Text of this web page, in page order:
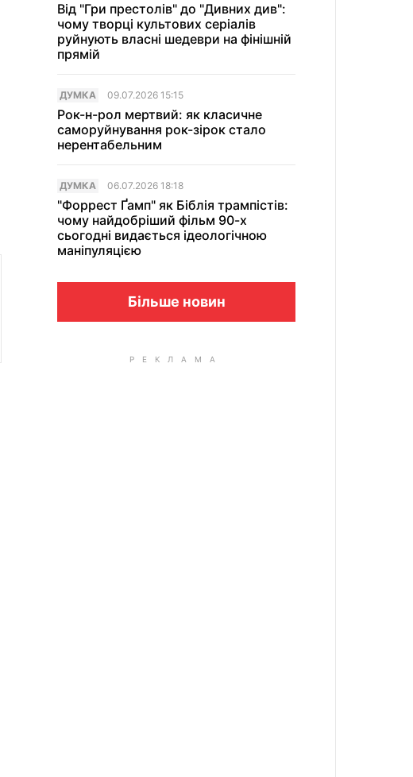
Від "Гри престолів" до "Дивних див":
чому творці культових серіалів
руйнують власні шедеври на фінішній
прямій
ДУМКА 09.07.2026 15:15
Рок-н-рол мертвий: як класичне
саморуйнування рок-зірок стало
нерентабельним
ДУМКА 06.07.2026 18:18
"Форрест Ґамп" як Біблія трампістів:
чому найдобріший фільм 90-х
сьогодні видається ідеологічною
маніпуляцією
Більше новин